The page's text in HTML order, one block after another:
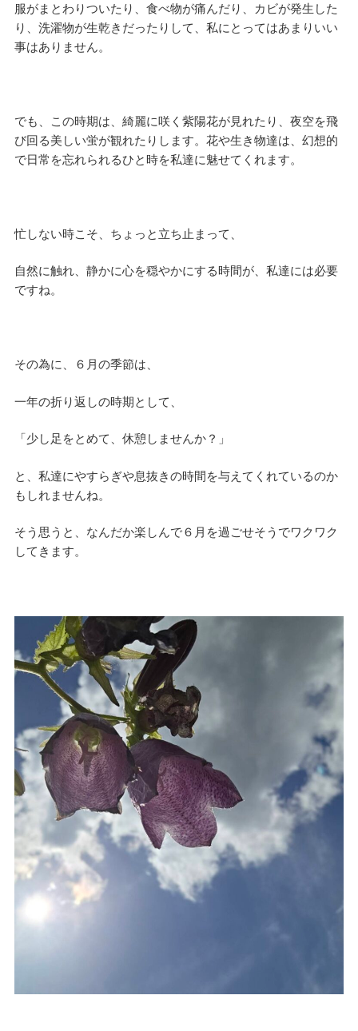
服がまとわりついたり、食べ物が痛んだり、カビが発生した
り、洗濯物が生乾きだったりして、私にとってはあまりいい
事はありません。
でも、この時期は、綺麗に咲く紫陽花が見れたり、夜空を飛
び回る美しい蛍が観れたりします。花や生き物達は、幻想的
で日常を忘れられるひと時を私達に魅せてくれます。
忙しない時こそ、ちょっと立ち止まって、
自然に触れ、静かに心を穏やかにする時間が、私達には必要
ですね。
その為に、６月の季節は、
一年の折り返しの時期として、
「少し足をとめて、休憩しませんか？」
と、私達にやすらぎや息抜きの時間を与えてくれているのか
もしれませんね。
そう思うと、なんだか楽しんで６月を過ごせそうでワクワク
してきます。